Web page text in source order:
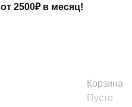
от 2500₽ в месяц!
Корзина
Пусто